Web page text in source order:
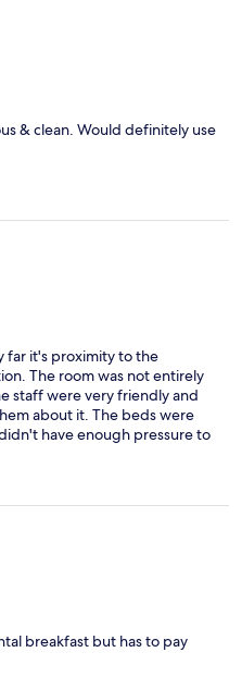
& clean. Would definitely use
far it's proximity to the
The room was not entirely
staff were very friendly and
about it. The beds were
have enough pressure to
that you virtually couldn't hear
breakfast but has to pay